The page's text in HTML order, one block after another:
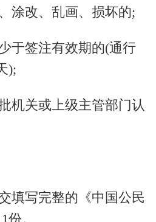
涂改、乱画、损坏的;
于签注有效期的(通行
);
机关或上级主管部门认
填写完整的《中国公民